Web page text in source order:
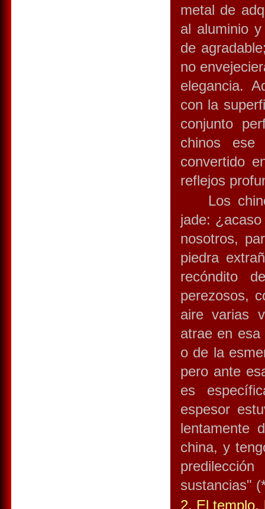
metal de
al aluminio
de
no
elegancia.
con la
conjunto
chinos
convertido
reflejos
Los
jade:
nosotros,
piedra
recóndito
perezosos,
aire varias
atrae en
o de la
pero ante
es
espesor
lentamente
china, y
sustancias"
2. El templo,